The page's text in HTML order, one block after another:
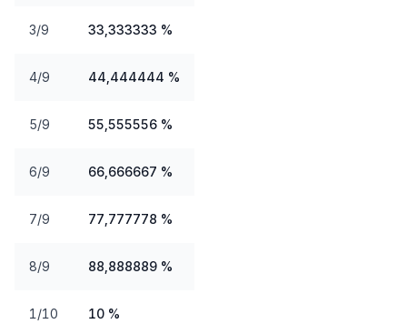
3/9 33,333333 %
4/9 44,444444 %
5/9 55,555556 %
6/9 66,666667 %
7/9 77,777778 %
8/9 88,888889 %
1/10 10 %